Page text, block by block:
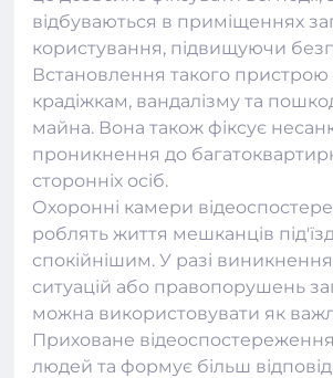
відбуваються в приміщеннях
користування, підвищуючи
Встановлення такого пристрою
крадіжкам, вандалізму та
майна. Вона також фіксує
проникнення до
сторонніх осіб.
Охоронні камери
роблять життя мешканців
спокійнішим. У разі
ситуацій або правопорушень
можна використовувати як
Приховане
людей та формує більш